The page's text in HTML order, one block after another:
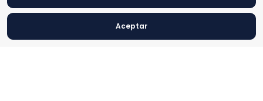
reservados.
Aceptar